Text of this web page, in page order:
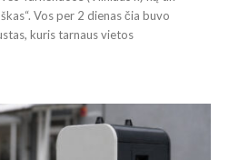
Vos per 2 dienas čia buvo
kuris tarnaus vietos